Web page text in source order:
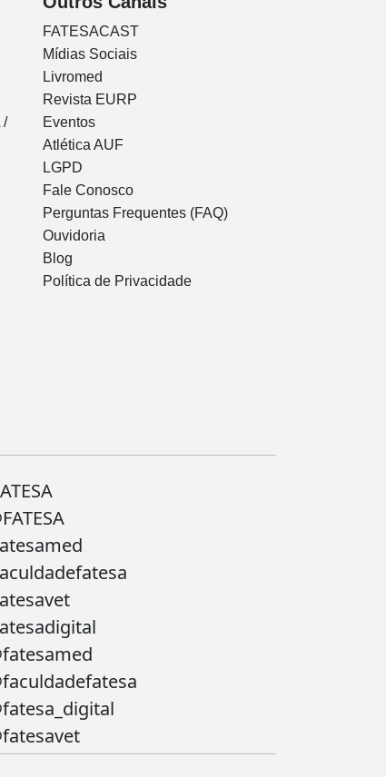
/
FATESACAST
Mídias Sociais
Livromed
Revista EURP
Eventos
Atlética AUF
LGPD
Fale Conosco
Perguntas Frequentes (FAQ)
Ouvidoria
Blog
Política de Privacidade